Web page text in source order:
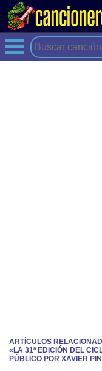
ARTÍCULOS
«LA 31ª EDICIÓN DEL
PÚBLICO POR XAVIER